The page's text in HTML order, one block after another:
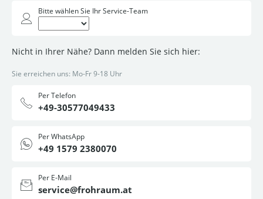
Bitte wählen Sie Ihr Service-Team
Nicht in Ihrer Nähe? Dann melden Sie sich hier:
Sie erreichen uns: Mo-Fr 9-18 Uhr
Per Telefon
+49-30577049433
Per WhatsApp
+49 1579 2380070
Per E-Mail
service@frohraum.at